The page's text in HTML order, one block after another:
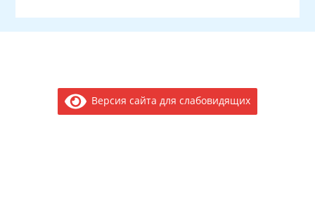
Версия сайта для слабовидящих